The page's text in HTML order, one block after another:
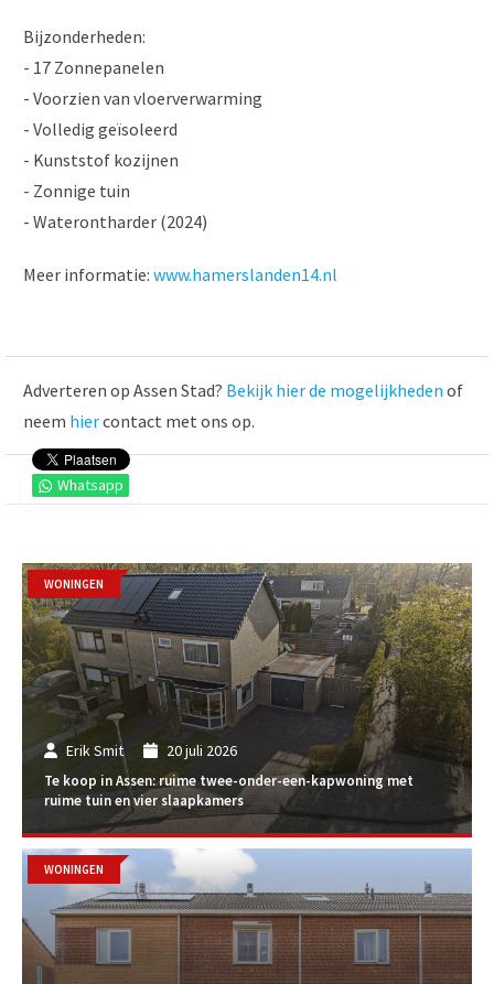
Bijzonderheden:
- 17 Zonnepanelen
- Voorzien van vloerverwarming
- Volledig geïsoleerd
- Kunststof kozijnen
- Zonnige tuin
- Waterontharder (2024)
Meer informatie: www.hamerslanden14.nl
Whatsapp
Adverteren op Assen Stad? Bekijk hier de mogelijkheden of
neem hiercontact met ons op.
Erik Smit 20 juli 2026
Te koop in Assen: ruime twee-onder-een-kapwoning met
ruime tuin en vier slaapkamers
WONINGEN
WONINGEN